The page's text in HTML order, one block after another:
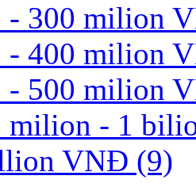
- 300 milion
- 400 milion
- 500 milion
milion - 1
VNĐ (9)